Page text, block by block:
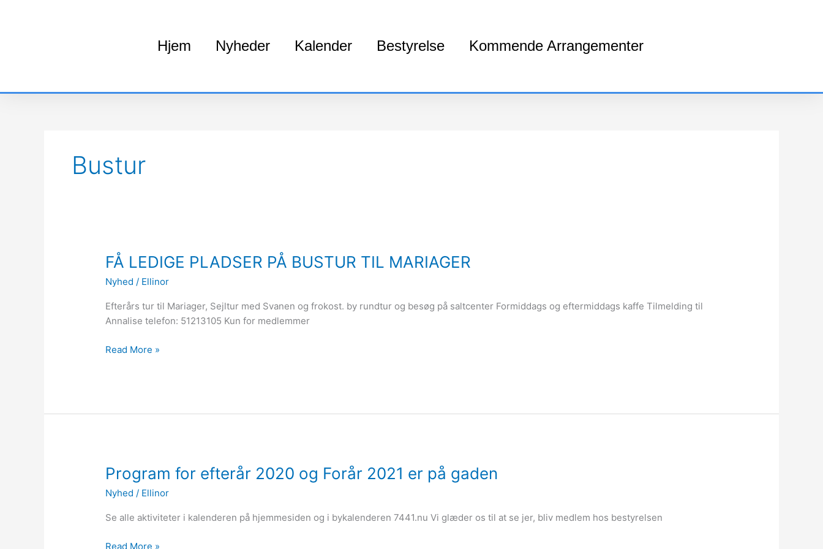
Hjem Nyheder Kalender Bestyrelse Kommende Arrangementer
Bustur
FÅ LEDIGE PLADSER PÅ BUSTUR TIL MARIAGER
Nyhed / Ellinor
Efterårs tur til Mariager, Sejltur med Svanen og frokost. by rundtur og besøg på saltcenter Formiddags og eftermiddags kaffe Tilmelding til
Annalise telefon: 51213105 Kun for medlemmer
FÅ
PLADSER
PÅ
BUSTUR
MARIAGER
Read More »
Program for efterår 2020 og Forår 2021 er på gaden
Nyhed / Ellinor
Se alle aktiviteter i kalenderen på hjemmesiden og i bykalenderen 7441.nu Vi glæder os til at se jer, bliv medlem hos bestyrelsen
Program
efterår
2020
Forår
Read More »